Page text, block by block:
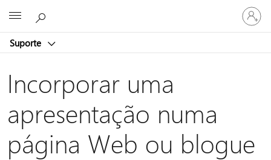
Suporte
Iniciar
sessão
na
Incorporar uma
apresentação numa
página Web ou blogue